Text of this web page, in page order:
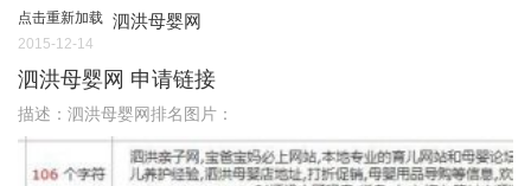
点击重新加载 泗洪母婴网
2015-12-14
泗洪母婴网 申请链接
描述：泗洪母婴网排名图片：